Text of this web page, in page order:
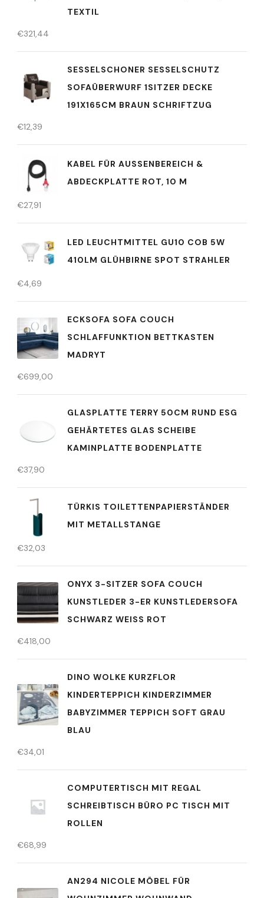
TEXTIL
€321,44
SESSELSCHONER SESSELSCHUTZ
SOFAÜBERWURF 1SITZER DECKE
191X165CM BRAUN SCHRIFTZUG
€12,39
KABEL FÜR AUSSENBEREICH & A
BDECKPLATTE ROT, 10 M
€27,91
LED LEUCHTMITTEL GU10 COB 5W
410LM GLÜHBIRNE SPOT STRAHLER
€4,69
ECKSOFA SOFA COUCH
SCHLAFFUNKTION BETTKASTEN
MADRYT
€699,00
GLASPLATTE TERRY 50CM RUND ESG
GEHÄRTETES GLAS SCHEIBE
KAMINPLATTE BODENPLATTE
€37,90
TÜRKIS TOILETTENPAPIERSTÄNDER
MIT METALLSTANGE
€32,03
ONYX 3-SITZER SOFA COUCH
KUNSTLEDER 3-ER KUNSTLEDERSOFA
SCHWARZ WEISS ROT
€418,00
DINO WOLKE KURZFLOR
KINDERTEPPICH KINDERZIMMER
BABYZIMMER TEPPICH SOFT GRAU
BLAU
€34,01
COMPUTERTISCH MIT REGAL
SCHREIBTISCH BÜRO PC TISCH MIT
ROLLEN
€68,99
AN294 NICOLE MÖBEL FÜR